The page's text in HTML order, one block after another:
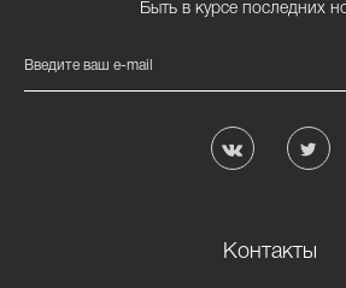
Быть в курсе последних
Введите ваш e-mail
Контакты